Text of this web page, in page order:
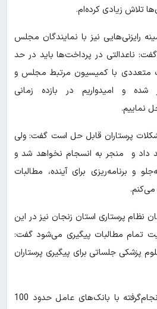
تلاش زیادی کرده‌ام.
رایزنی‌هایی نیز با نمایندگان مجلس
ناعدالتی در پرداخت‌ها باید در حد
متعددی با کمیسیون مرتبط مجلس و
شده و امیدواریم در بازده زمانی
نماییم.
پرستاران قابل‌ حل است گفت: ولی
و منجر به انسجام نخواهد شد و
و برنامه‌ریزی برای آینده، مطالبات
می‌کنم.
نظام پرستاری استان زنجان نیز در این
تمام مطالبات پیگیری می‌شود گفت:
پزشکی جلساتی برای پیگیری پرستاران
وی گفت: با همکاری‌های انجام‌گرفته با بانک‌های عامل حدود 100